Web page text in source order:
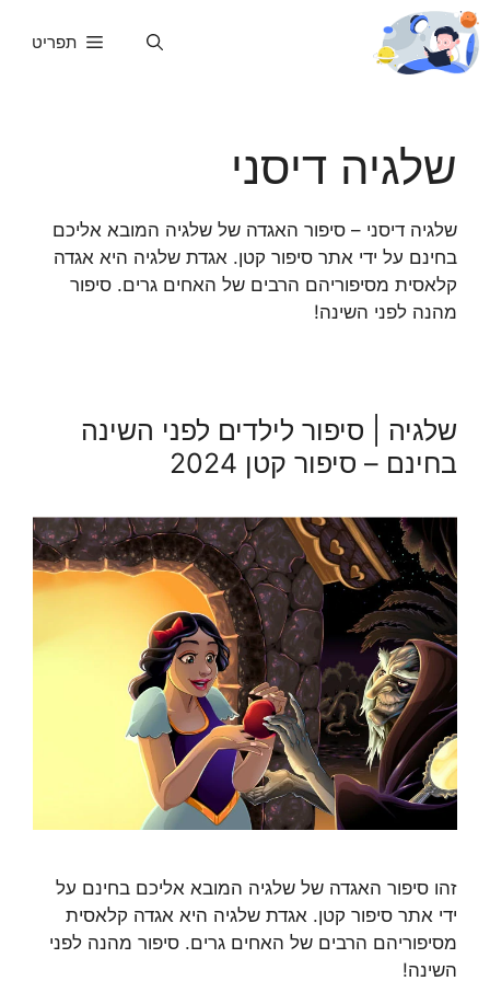
לדלג
לתוכן
תפריט
שלגיה דיסני
שלגיה דיסני – סיפור האגדה של שלגיה המובא אליכם
בחינם על ידי אתר סיפור קטן. אגדת שלגיה היא אגדה
קלאסית מסיפוריהם הרבים של האחים גרים. סיפור
מהנה לפני השינה!
שלגיה | סיפור לילדים לפני השינה
בחינם – סיפור קטן 2024
זהו סיפור האגדה של שלגיה המובא אליכם בחינם על
ידי אתר סיפור קטן. אגדת שלגיה היא אגדה קלאסית
מסיפוריהם הרבים של האחים גרים. סיפור מהנה לפני
השינה!